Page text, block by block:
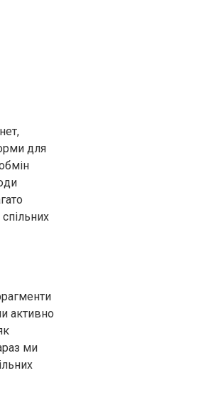
для
активно
ми